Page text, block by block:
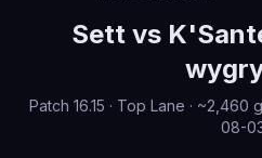
Settvs
Patch 16.15 · Top Lane · ~2,460
08-